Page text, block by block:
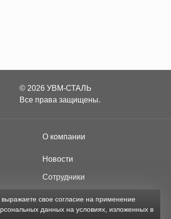
© 2026 УВМ-СТАЛЬ
Все права защищены.
О компании
Новости
Сотрудники
Карта сайта
свое согласие на применение
данных на условиях, изложенных в